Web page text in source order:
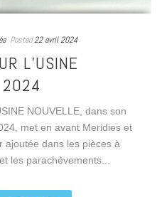
Posted22 avril 2024
L’USINE
2024
NOUVELLE, dans son
met en avant Meridies et
ajoutée dans les pièces à
les parachèvements...